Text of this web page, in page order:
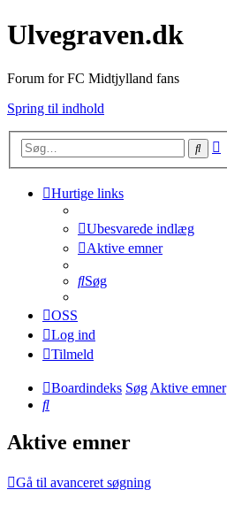
Ulvegraven.dk
Forum for FC Midtjylland fans
Spring til indhold
Søg
Hurtige links
Ubesvarede indlæg
Aktive emner
Søg
OSS
Log ind
Tilmeld
Boardindeks SøgAktive emner
Søg
Aktive emner
Gå til avanceret søgning